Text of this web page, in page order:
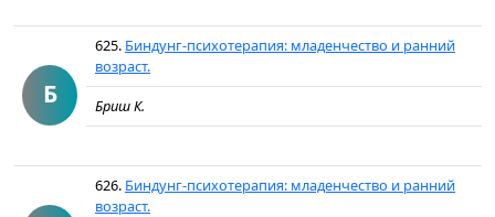
Б
625. Биндунг-психотерапия: младенчество и ранний
возраст.
Бриш К.
626. Биндунг-психотерапия: младенчество и ранний
возраст.